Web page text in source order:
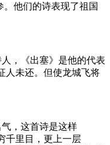
。他们的诗表现了祖国
，《出塞》是他的代表
人未还。但使龙城飞将
，这首诗是这样
千里目，更上一层